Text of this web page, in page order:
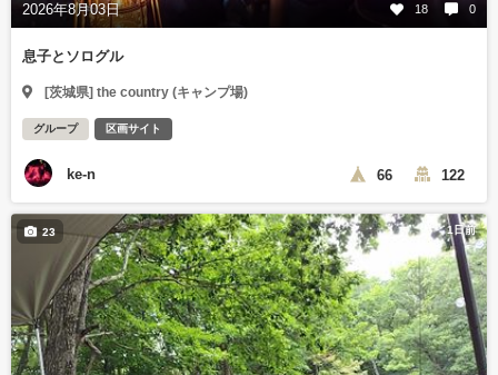
2026年8月03日 18 0
息子とソログル
[茨城県] the country (キャンプ場)
グループ 区画サイト
ke-n 66 122
1日前
23